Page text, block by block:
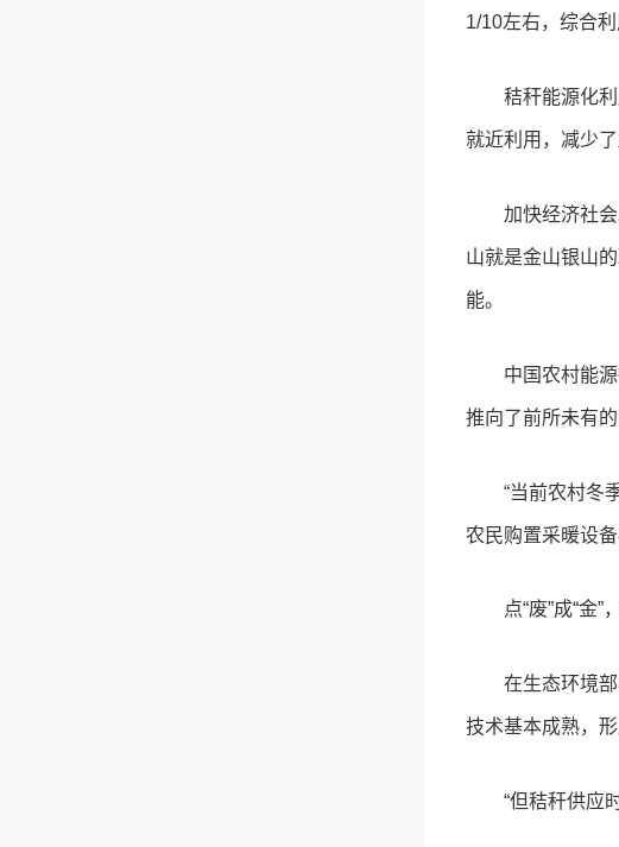
1/10左右，综合利
秸秆能源化
就近利用，减少
加快经济社
山就是金山银山
能。
中国农村能
推向了前所未有
“当前农村冬
农民购置采暖设
点“废”成“金
在生态环境
技术基本成熟，
“但秸秆供应